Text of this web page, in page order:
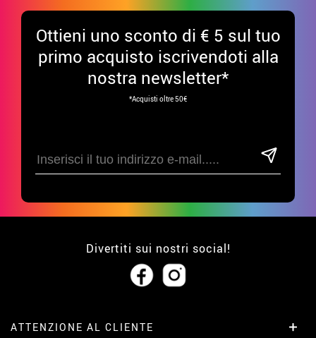
Ottieni uno sconto di € 5 sul tuo
primo acquisto iscrivendoti alla
nostra newsletter*
*Acquisti oltre 50€
Divertiti sui nostri social!
ATTENZIONE AL CLIENTE